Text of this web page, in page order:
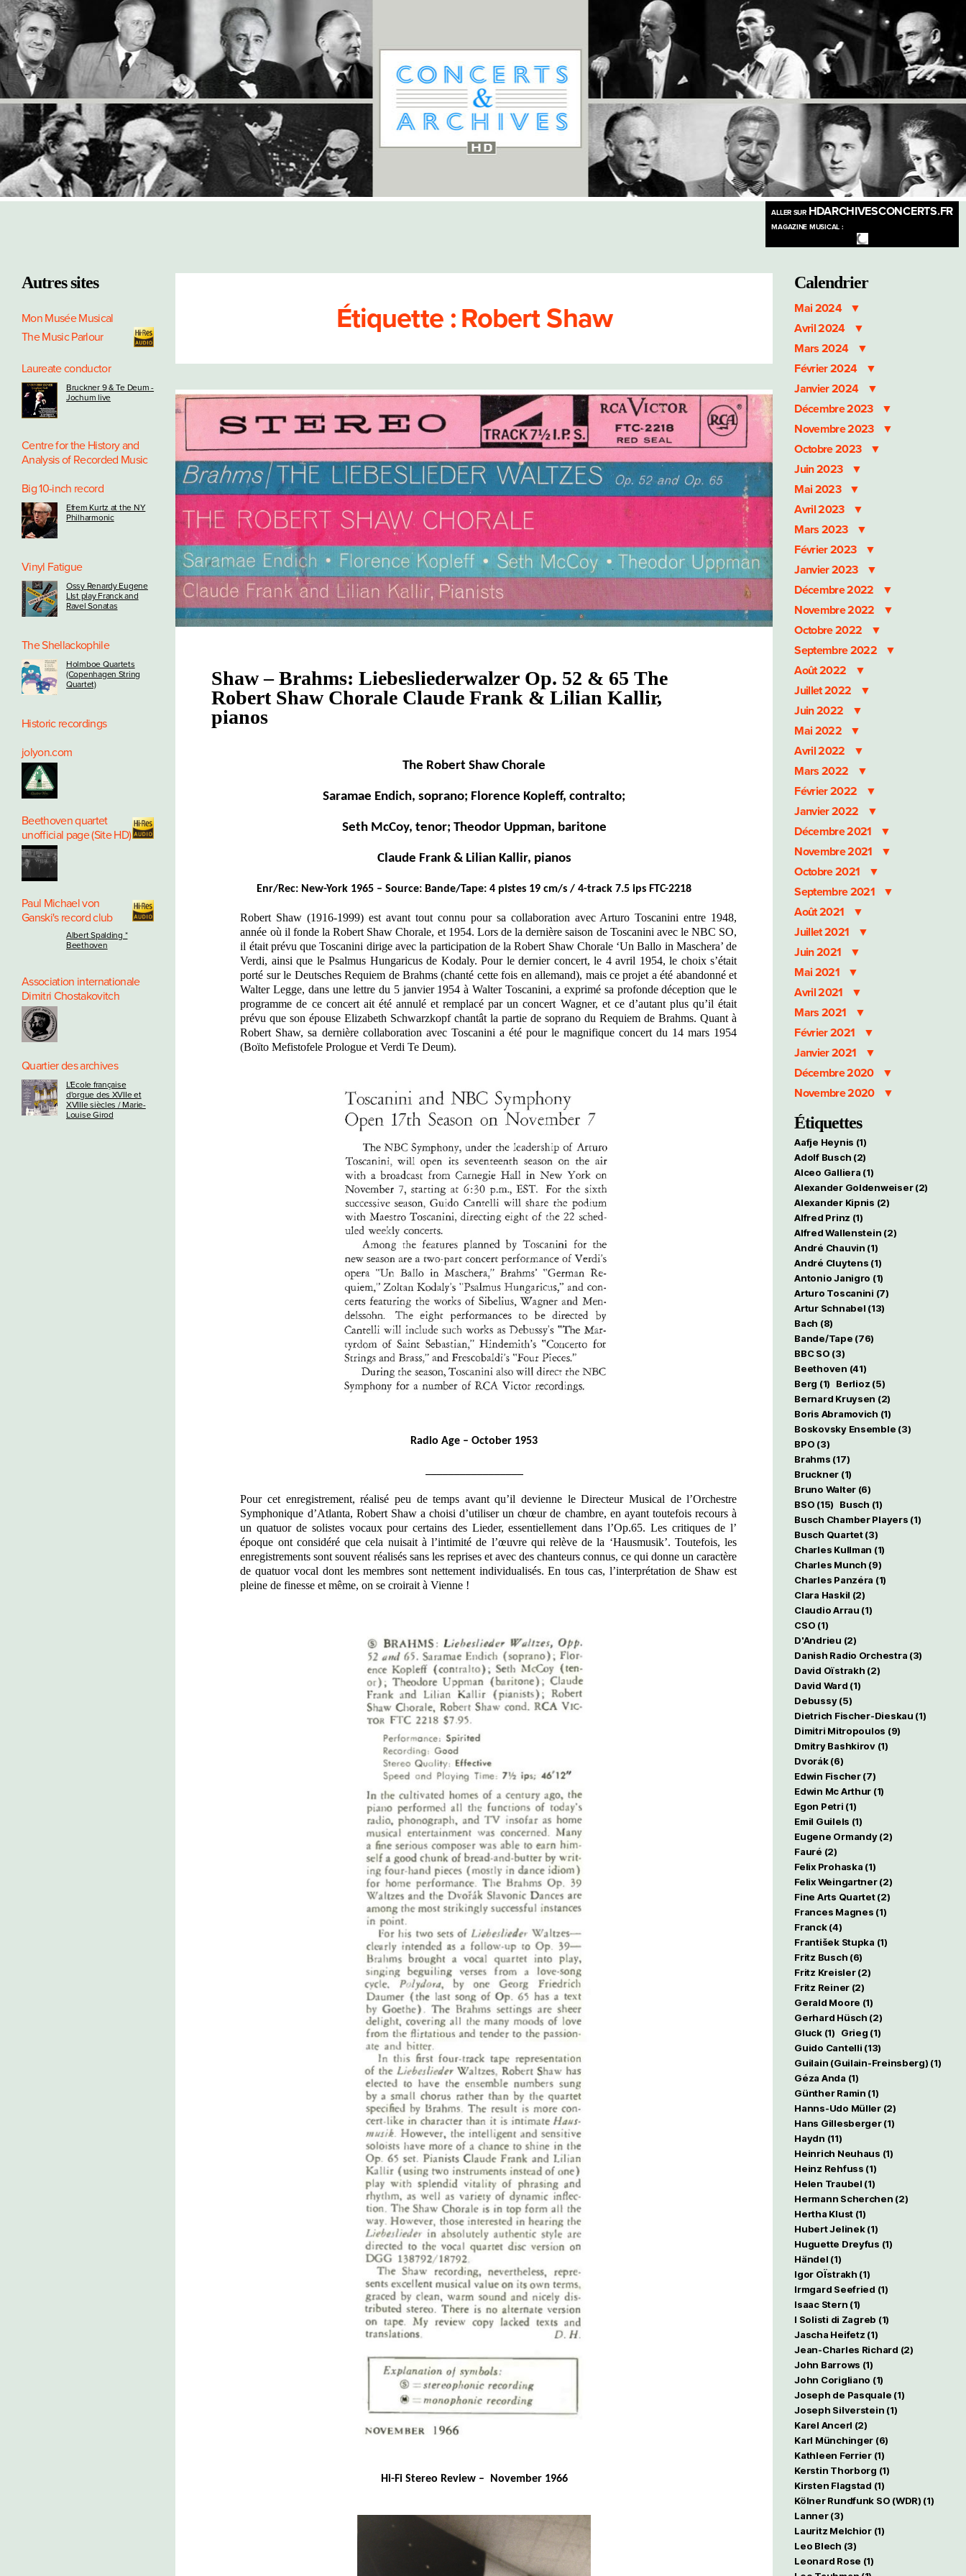
Autres sites
Mon Musée Musical
The Music Parlour
Laureate conductor
Bruckner 9 & Te Deum -
Jochum live
Centre for the History and
Analysis of Recorded Music
Big 10-inch record
Efrem Kurtz at the NY
Philharmonic
Vinyl Fatigue
Ossy Renardy Eugene
LIst play Franck and
Ravel Sonatas
The Shellackophile
Holmboe Quartets
(Copenhagen String
Quartet)
Historic recordings
jolyon.com
Beethoven quartet
unofficial page (Site HD)
Paul Michael von
Ganski's record club
Albert Spalding *
Beethoven
Association internationale
Dimitri Chostakovitch
Quartier des archives
L'Ecole française
d'orgue des XVIIe et
XVIIIe siècles / Marie-
Louise Girod
Étiquette :Robert Shaw
Shaw – Brahms: Liebesliederwalzer Op. 52 & 65 The
Robert Shaw Chorale Claude Frank & Lilian Kallir,
pianos
The Robert Shaw Chorale
Saramae Endich, soprano; Florence Kopleff, contralto;
Seth McCoy, tenor; Theodor Uppman, baritone
Claude Frank & Lilian Kallir, pianos
Enr/Rec: New-York 1965 – Source: Bande/Tape: 4 pistes 19 cm/s / 4-track 7.5 ips FTC-2218
Robert Shaw (1916-1999) est avant tout connu pour sa collaboration avec Arturo Toscanini entre 1948,
année où il fonde la Robert Shaw Chorale, et 1954. Lors de la dernière saison de Toscanini avec le NBC SO,
il était prévu que Toscanini dirige avec la participation de la Robert Shaw Chorale ‘Un Ballo in Maschera’ de
Verdi, ainsi que le Psalmus Hungaricus de Kodaly. Pour le dernier concert, le 4 avril 1954, le choix s’était
porté sur le Deutsches Requiem de Brahms (chanté cette fois en allemand), mais ce projet a été abandonné et
Walter Legge, dans une lettre du 5 janvier 1954 à Walter Toscanini, a exprimé sa profonde déception que le
programme de ce concert ait été annulé et remplacé par un concert Wagner, et ce d’autant plus qu’il était
prévu que son épouse Elizabeth Schwarzkopf chantât la partie de soprano du Requiem de Brahms. Quant à
Robert Shaw, sa dernière collaboration avec Toscanini a été pour le magnifique concert du 14 mars 1954
(Boïto Mefistofele Prologue et Verdi Te Deum).
Radio Age – October 1953
Pour cet enregistrement, réalisé peu de temps avant qu’il devienne le Directeur Musical de l’Orchestre
Symphonique d’Atlanta, Robert Shaw a choisi d’utiliser un chœur de chambre, en ayant toutefois recours à
un quatuor de solistes vocaux pour certains des Lieder, essentiellement dans l’Op.65. Les critiques de l’
époque ont considéré que cela nuisait à l’intimité de l’œuvre qui relève de la ‘Hausmusik’. Toutefois, les
enregistrements sont souvent réalisés sans les reprises et avec des chanteurs connus, ce qui donne un caractère
de quatuor vocal dont les membres sont nettement individualisés. En tous cas, l’interprétation de Shaw est
pleine de finesse et même, on se croirait à Vienne !
Hi-Fi Stereo Review – November 1966
ALLER SUR HDARCHIVESCONCERTS.FR
MAGAZINE MUSICAL :
Calendrier
Mai 2024
Avril 2024
Mars 2024
Février 2024
Janvier 2024
Décembre 2023
Novembre 2023
Octobre 2023
Juin 2023
Mai 2023
Avril 2023
Mars 2023
Février 2023
Janvier 2023
Décembre 2022
Novembre 2022
Octobre 2022
Septembre 2022
Août 2022
Juillet 2022
Juin 2022
Mai 2022
Avril 2022
Mars 2022
Février 2022
Janvier 2022
Décembre 2021
Novembre 2021
Octobre 2021
Septembre 2021
Août 2021
Juillet 2021
Juin 2021
Mai 2021
Avril 2021
Mars 2021
Février 2021
Janvier 2021
Décembre 2020
Novembre 2020
Étiquettes
Aafje Heynis (1)
Adolf Busch (2)
Alceo Galliera (1)
Alexander Goldenweiser(2)
Alexander Kipnis (2)
Alfred Prinz (1)
Alfred Wallenstein (2)
André Chauvin (1)
André Cluytens (1)
Antonio Janigro (1)
Arturo Toscanini (7)
Artur Schnabel (13)
Bach (8)
Bande/Tape (76)
BBC SO (3)
Beethoven (41)
Berg (1) Berlioz (5)
Bernard Kruysen (2)
Boris Abramovich (1)
Boskovsky Ensemble (3)
BPO (3)
Brahms (17)
Bruckner (1)
Bruno Walter(6)
BSO (15) Busch (1)
Busch Chamber Players (1)
Busch Quartet(3)
Charles Kullman (1)
Charles Munch (9)
Charles Panzéra (1)
Clara Haskil (2)
Claudio Arrau (1)
CSO (1)
D'Andrieu (2)
Danish Radio Orchestra (3)
David Oïstrakh (2)
David Ward (1)
Debussy(5)
Dietrich Fischer-Dieskau (1)
Dimitri Mitropoulos (9)
Dmitry Bashkirov(1)
Dvorák(6)
Edwin Fischer(7)
Edwin Mc Arthur (1)
Egon Petri (1)
Emil Guilels (1)
Eugene Ormandy(2)
Fauré (2)
Felix Prohaska (1)
Felix Weingartner(2)
Fine Arts Quartet(2)
Frances Magnes (1)
Franck(4)
František Stupka (1)
Fritz Busch (6)
Fritz Kreisler(2)
Fritz Reiner(2)
Gerald Moore (1)
Gerhard Hüsch (2)
Gluck(1) Grieg (1)
Guido Cantelli (13)
Guilain (Guilain-Freinsberg) (1)
Géza Anda (1)
Günther Ramin (1)
Hanns-Udo Müller(2)
Hans Gillesberger(1)
Haydn (11)
Heinrich Neuhaus (1)
Heinz Rehfuss (1)
Helen Traubel (1)
Hermann Scherchen (2)
Hertha Klust(1)
Hubert Jelinek(1)
Huguette Dreyfus (1)
Händel (1)
Igor OÏstrakh (1)
Irmgard Seefried (1)
Isaac Stern (1)
I Solisti di Zagreb (1)
Jascha Heifetz (1)
Jean-Charles Richard (2)
John Barrows (1)
John Corigliano (1)
Joseph de Pasquale (1)
Joseph Silverstein (1)
Karel Ancerl (2)
Karl Münchinger (6)
Kathleen Ferrier(1)
Kerstin Thorborg (1)
Kirsten Flagstad (1)
Kölner Rundfunk SO (WDR) (1)
Lanner(3)
Lauritz Melchior(1)
Leo Blech (3)
Leonard Rose (1)